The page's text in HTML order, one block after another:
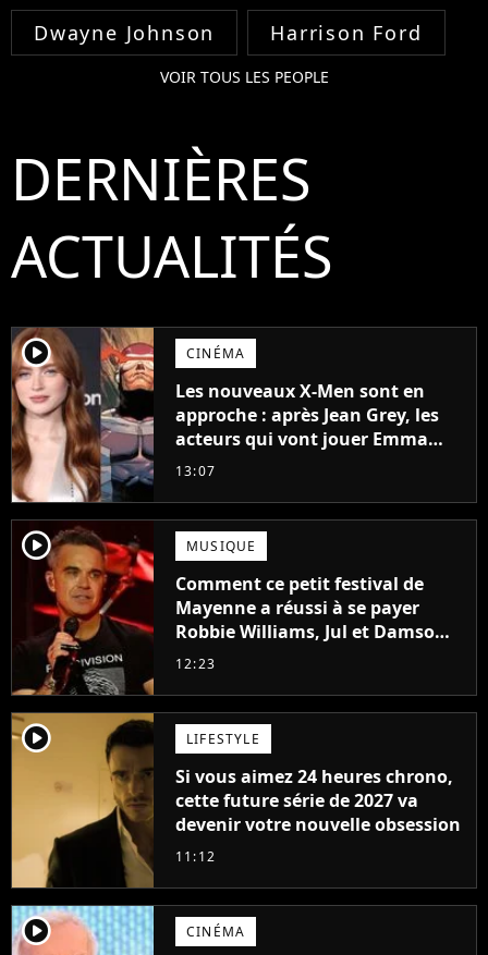
Dwayne Johnson Harrison Ford
VOIR TOUS LES PEOPLE
DERNIÈRES
ACTUALITÉS
player2 CINÉMA
Les nouveaux X-Men sont en
approche : après Jean Grey, les
acteurs qui vont jouer Emma
Frost et Cyclope trouvés !
13:07
player2 MUSIQUE
Comment ce petit festival de
Mayenne a réussi à se payer
Robbie Williams, Jul et Damso
cette année ?
12:23
player2 LIFESTYLE
Si vous aimez 24 heures chrono,
cette future série de 2027 va
devenir votre nouvelle obsession
11:12
player2 CINÉMA